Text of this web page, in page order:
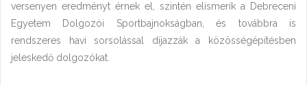
versenyen eredményt érnek el, szintén elismerik a Debreceni
Egyetem Dolgozói Sportbajnokságban, és továbbra is
rendszeres havi sorsolással díjazzák a közösségépítésben
jeleskedő dolgozókat.